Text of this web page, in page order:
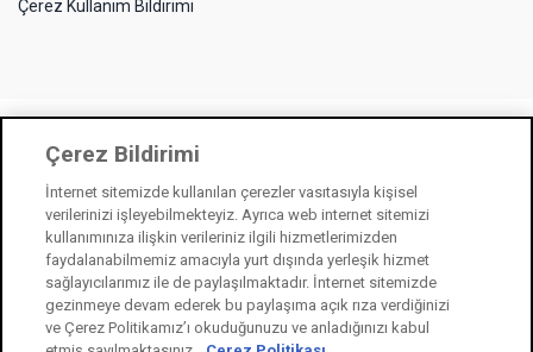
Çerez Kullanım Bildirimi
Çerez Bildirimi
İnternet sitemizde kullanılan çerezler vasıtasıyla kişisel
verilerinizi işleyebilmekteyiz. Ayrıca web internet sitemizi
kullanımınıza ilişkin verileriniz ilgili hizmetlerimizden
faydalanabilmemiz amacıyla yurt dışında yerleşik hizmet
sağlayıcılarımız ile de paylaşılmaktadır. İnternet sitemizde
gezinmeye devam ederek bu paylaşıma açık rıza verdiğinizi
ve Çerez Politikamız’ı okuduğunuzu ve anladığınızı kabul